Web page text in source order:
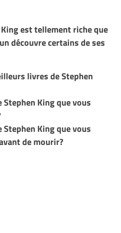
est tellement riche que
découvre certains de ses
livres de Stephen
King que vous
King que vous
de mourir?